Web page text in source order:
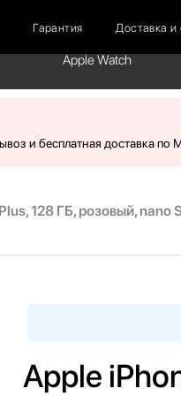
Гарантия Доставка и
Apple Watch
и бесплатная доставка по
128 ГБ, розовый, nano
Apple